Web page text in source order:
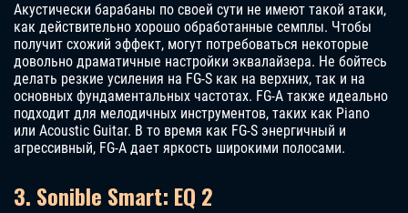
Акустически барабаны по своей сути не имеют такой атаки,
как действительно хорошо обработанные семплы. Чтобы
получит схожий эффект, могут потребоваться некоторые
довольно драматичные настройки эквалайзера. Не бойтесь
делать резкие усиления на FG-S как на верхних, так и на
основных фундаментальных частотах. FG-A также идеально
подходит для мелодичных инструментов, таких как Piano
или Acoustic Guitar. В то время как FG-S энергичный и
агрессивный, FG-A дает яркость широкими полосами.
3. Sonible Smart: EQ 2